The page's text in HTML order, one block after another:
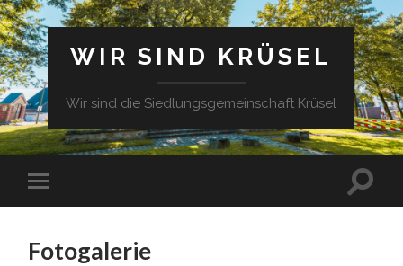
WIR SIND KRÜSEL
Wir sind die Siedlungsgemeinschaft Krüsel
Fotogalerie